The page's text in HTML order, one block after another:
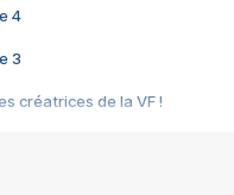
4
3
créatrices de la VF !